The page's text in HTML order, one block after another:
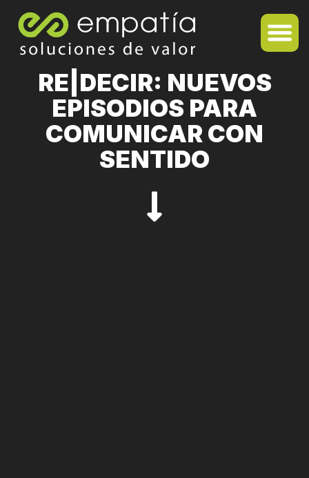
RE|DECIR: NUEVOS
EPISODIOS PARA
COMUNICAR CON
SENTIDO